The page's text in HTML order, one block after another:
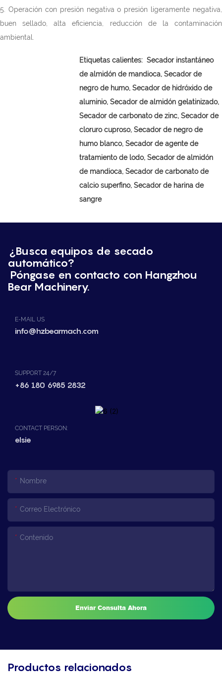
5. Operación con presión negativa o presión ligeramente negativa,
buen sellado, alta eficiencia, reducción de la contaminación
ambiental.
Etiquetas calientes: Secador instantáneo
de almidón de mandioca, Secador de
negro de humo, Secador de hidróxido de
aluminio, Secador de almidón gelatinizado,
Secador de carbonato de zinc, Secador de
cloruro cuproso, Secador de negro de
humo blanco, Secador de agente de
tratamiento de lodo, Secador de almidón
de mandioca, Secador de carbonato de
calcio superfino, Secador de harina de
sangre
¿Busca equipos de secado
automático?
Póngase en contacto con Hangzhou
Bear Machinery.
E-MAIL US
info@hzbearmach.com
SUPPORT 24/7
+86 180 6985 2832
CONTACT PERSON:
elsie
Nombre
Correo Electrónico
Contenido
Enviar Consulta Ahora
Productos relacionados